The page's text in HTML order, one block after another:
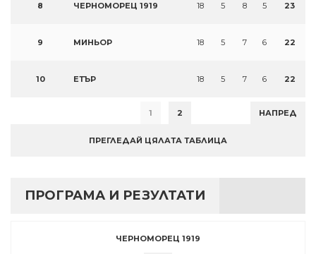
8 ЧЕРНОМОРЕЦ 1919 18 5 8 5 23
9 МИНЬОР 18 5 7 6 22
10 ЕТЪР 18 5 7 6 22
1 2 НАПРЕД
ПРЕГЛЕДАЙ ЦЯЛАТА ТАБЛИЦА
ПРОГРАМА И РЕЗУЛТАТИ
ЧЕРНОМОРЕЦ 1919